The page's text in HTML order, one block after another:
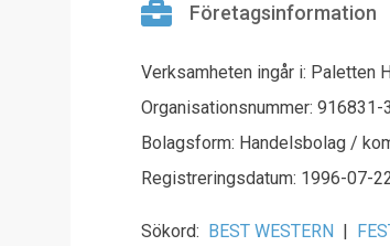
Företagsinformation
Verksamheten ingår i: Paletten
Organisationsnummer: 916831-
Bolagsform: Handelsbolag /
Registreringsdatum: 1996-07-
Sökord: BEST WESTERN |